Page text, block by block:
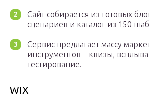
Сайт собирается из готовых
сценариев и каталог из 150
Сервис предлагает массу
инструментов – квизы,
тестирование.
WIX